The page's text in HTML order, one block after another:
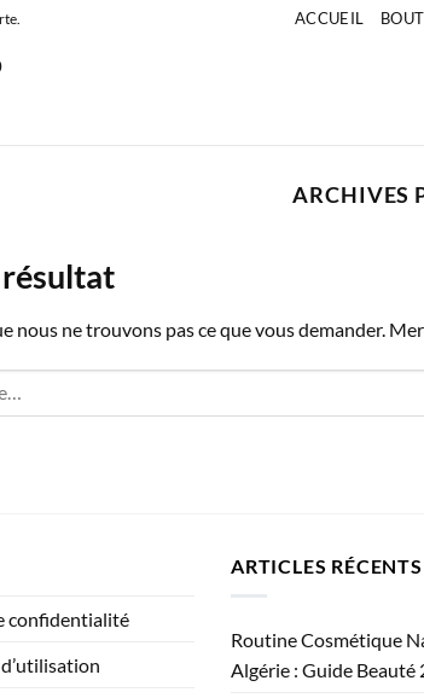
ACCUEIL
ARCHIVES
résultat
nous ne trouvons pas ce que vous demander.
confidentialité
ARTICLES RÉCENTS
Routine Cosmétique
Algérie : Guide Beauté